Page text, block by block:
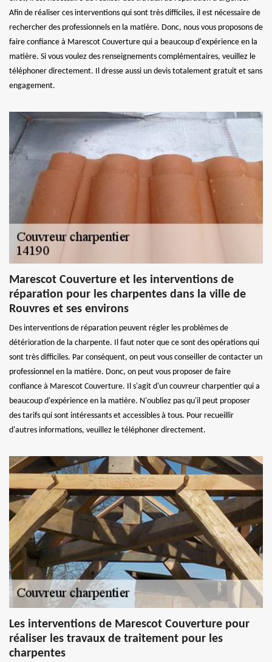
Afin de réaliser ces interventions qui sont très difficiles, il est nécessaire de
rechercher des professionnels en la matière. Donc, nous vous proposons de
faire confiance à Marescot Couverture qui a beaucoup d'expérience en la
matière. Si vous voulez des renseignements complémentaires, veuillez le
téléphoner directement. Il dresse aussi un devis totalement gratuit et sans
engagement.
Marescot Couverture et les interventions de
réparation pour les charpentes dans la ville de
Rouvres et ses environs
Des interventions de réparation peuvent régler les problèmes de
détérioration de la charpente. Il faut noter que ce sont des opérations qui
sont très difficiles. Par conséquent, on peut vous conseiller de contacter un
professionnel en la matière. Donc, on peut vous proposer de faire
confiance à Marescot Couverture. Il s'agit d'un couvreur charpentier qui a
beaucoup d'expérience en la matière. N'oubliez pas qu'il peut proposer
des tarifs qui sont intéressants et accessibles à tous. Pour recueillir
d'autres informations, veuillez le téléphoner directement.
Les interventions de Marescot Couverture pour
réaliser les travaux de traitement pour les
charpentes